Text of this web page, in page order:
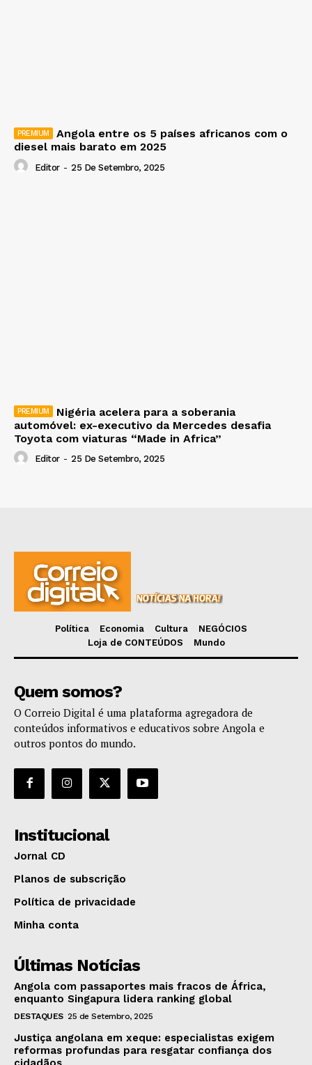
Angola entre os 5 países africanos com o
diesel mais barato em 2025
Editor - 25 De Setembro, 2025
Nigéria acelera para a soberania
automóvel: ex-executivo da Mercedes desafia
Toyota com viaturas “Made in Africa”
Editor - 25 De Setembro, 2025
Política Economia Cultura
NEGÓCIOS
Loja de CONTEÚDOS
Mundo
Quem somos?
O Correio Digital é uma plataforma agregadora de
conteúdos informativos e educativos sobre Angola e
outros pontos do mundo.
Institucional
Jornal CD
Planos de subscrição
Política de privacidade
Minha conta
Últimas Notícias
Angola com passaportes mais fracos de África,
enquanto Singapura lidera ranking global
DESTAQUES 25 de Setembro, 2025
Justiça angolana em xeque: especialistas exigem
reformas profundas para resgatar confiança dos